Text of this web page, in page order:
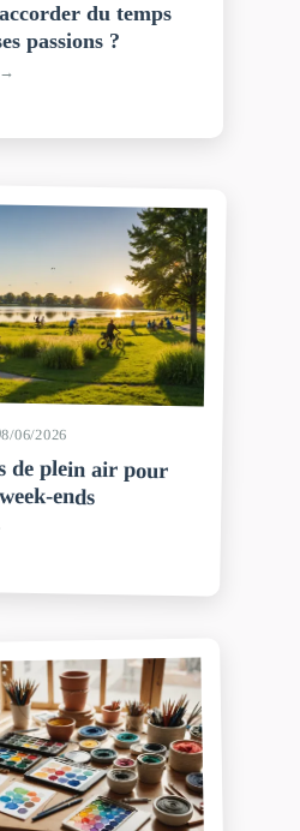
du temps
passions ?
→
06/2026
de plein air pour
ends